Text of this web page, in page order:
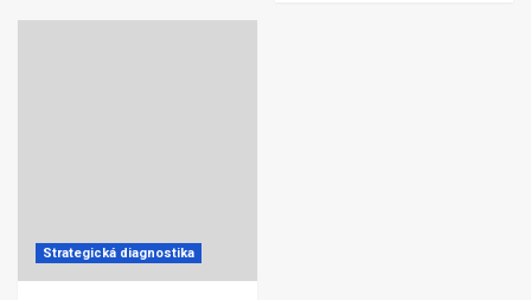
Strategická diagnostika